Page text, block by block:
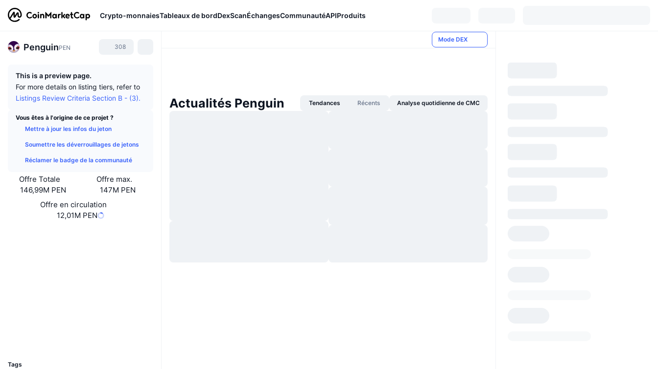
Crypto-monnaiesTableaux de bordDexScanÉchangesCommunautéAPIProduits
PenguinPEN 308
This is a preview page.
For more details on listing tiers, refer to
Listings Review Criteria Section B - (3).
Vous êtes à l'origine de ce projet ?
Mettre à jour les infos du jeton
Soumettre les déverrouillages de jetons
Réclamer le badge de la communauté
Offre Totale
146,99M PEN
Offre max.
147M PEN
Offre en circulation
12,01M PEN
Tags
Mode DEX
Actualités Penguin Tendances Récents Analyse quotidienne de CMC